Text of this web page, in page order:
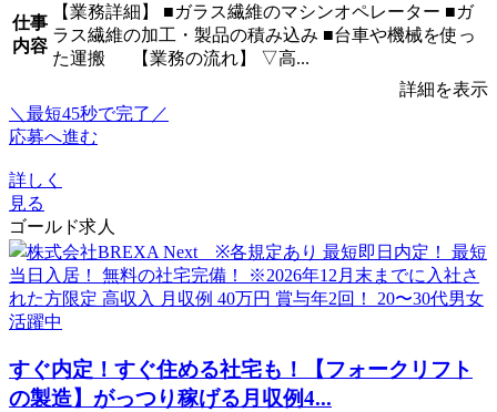
仕事
内容
【業務詳細】 ■ガラス繊維のマシンオペレーター ■ガ
ラス繊維の加工・製品の積み込み ■台車や機械を使っ
た運搬 【業務の流れ】 ▽高...
詳細を表示
＼最短45秒で完了／
応募へ進む
詳しく
見る
ゴールド求人
すぐ内定！すぐ住める社宅も！【フォークリフト
の製造】がっつり稼げる月収例4...